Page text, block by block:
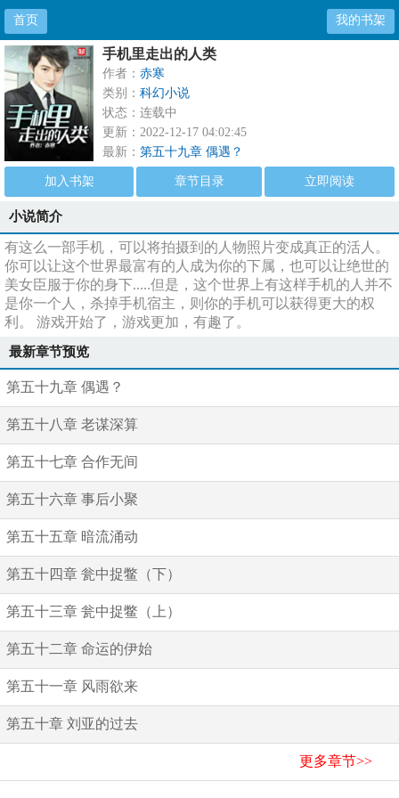
首页 我的书架
手机里走出的人类
作者： 赤寒
类别： 科幻小说
状态：连载中
更新：2022-12-17 04:02:45
最新： 第五十九章 偶遇？
加入书架 章节目录 立即阅读
小说简介
有这么一部手机，可以将拍摄到的人物照片变成真正的活人。
你可以让这个世界最富有的人成为你的下属，也可以让绝世的
美女臣服于你的身下.....但是，这个世界上有这样手机的人并不
是你一个人，杀掉手机宿主，则你的手机可以获得更大的权
利。 游戏开始了，游戏更加，有趣了。
最新章节预览
第五十九章 偶遇？
第五十八章 老谋深算
第五十七章 合作无间
第五十六章 事后小聚
第五十五章 暗流涌动
第五十四章 瓮中捉鳖（下）
第五十三章 瓮中捉鳖（上）
第五十二章 命运的伊始
第五十一章 风雨欲来
第五十章 刘亚的过去
更多章节>>